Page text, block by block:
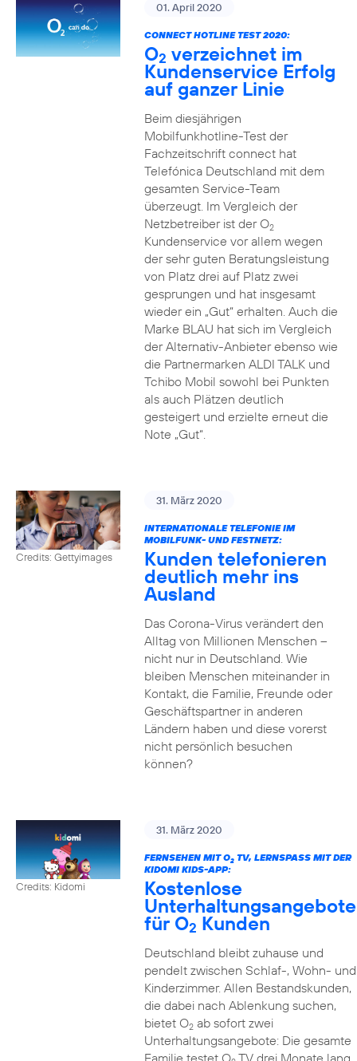
01. April 2020
CONNECT HOTLINE TEST 2020:
O2 verzeichnet im
Kundenservice Erfolg
auf ganzer Linie
Beim diesjährigen
Mobilfunkhotline-Test der
Fachzeitschrift connect hat
Telefónica Deutschland mit dem
gesamten Service-Team
überzeugt. Im Vergleich der
Netzbetreiber ist der O2
Kundenservice vor allem wegen
der sehr guten Beratungsleistung
von Platz drei auf Platz zwei
gesprungen und hat insgesamt
wieder ein „Gut“ erhalten. Auch die
Marke BLAU hat sich im Vergleich
der Alternativ-Anbieter ebenso wie
die Partnermarken ALDI TALK und
Tchibo Mobil sowohl bei Punkten
als auch Plätzen deutlich
gesteigert und erzielte erneut die
Note „Gut“.
Credits: Gettyimages
31. März 2020
INTERNATIONALE TELEFONIE IM
MOBILFUNK- UND FESTNETZ:
Kunden telefonieren
deutlich mehr ins
Ausland
Das Corona-Virus verändert den
Alltag von Millionen Menschen –
nicht nur in Deutschland. Wie
bleiben Menschen miteinander in
Kontakt, die Familie, Freunde oder
Geschäftspartner in anderen
Ländern haben und diese vorerst
nicht persönlich besuchen
können?
Credits: Kidomi
31. März 2020
FERNSEHEN MIT O2TV, LERNSPASS MIT DER K
IDOMI KIDS-APP:
Kostenlose
Unterhaltungsangebote
für O2 Kunden
Deutschland bleibt zuhause und
pendelt zwischen Schlaf-, Wohn- und
Kinderzimmer. Allen Bestandskunden,
die dabei nach Ablenkung suchen,
bietet O2ab sofort zwei
Unterhaltungsangebote: Die gesamte
Familie testet O TV drei Monate lang